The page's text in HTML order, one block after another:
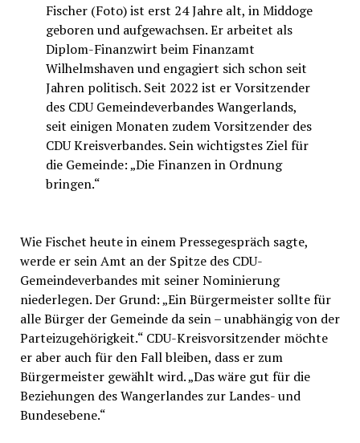
Fischer (Foto) ist erst 24 Jahre alt, in Middoge
geboren und aufgewachsen. Er arbeitet als
Diplom-Finanzwirt beim Finanzamt
Wilhelmshaven und engagiert sich schon seit
Jahren politisch. Seit 2022 ist er Vorsitzender
des CDU Gemeindeverbandes Wangerlands,
seit einigen Monaten zudem Vorsitzender des
CDU Kreisverbandes. Sein wichtigstes Ziel für
die Gemeinde: „Die Finanzen in Ordnung
bringen.“
Wie Fischet heute in einem Pressegespräch sagte,
werde er sein Amt an der Spitze des CDU-
Gemeindeverbandes mit seiner Nominierung
niederlegen. Der Grund: „Ein Bürgermeister sollte für
alle Bürger der Gemeinde da sein – unabhängig von der
Parteizugehörigkeit.“ CDU-Kreisvorsitzender möchte
er aber auch für den Fall bleiben, dass er zum
Bürgermeister gewählt wird. „Das wäre gut für die
Beziehungen des Wangerlandes zur Landes- und
Bundesebene.“